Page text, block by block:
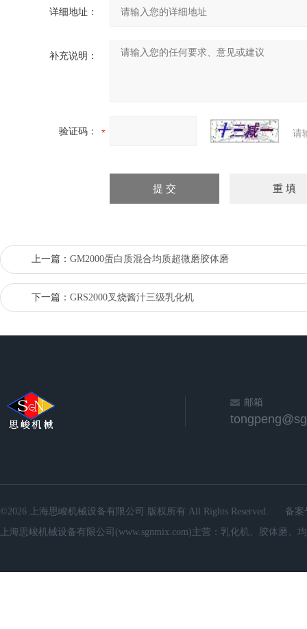
详细地址：
补充说明：
验证码： 请
上一篇： GM2000蛋白质混合均质超微磨胶体磨
下一篇： GRS2000叉烧酱汁三级乳化机
邮箱
©2026 上海思峻机械设备有限公司 版权所有 All Rights Reserved.
备案
上海思峻机械设备有限公司(www.sgnmix.com)主营：乳化机、胶体磨